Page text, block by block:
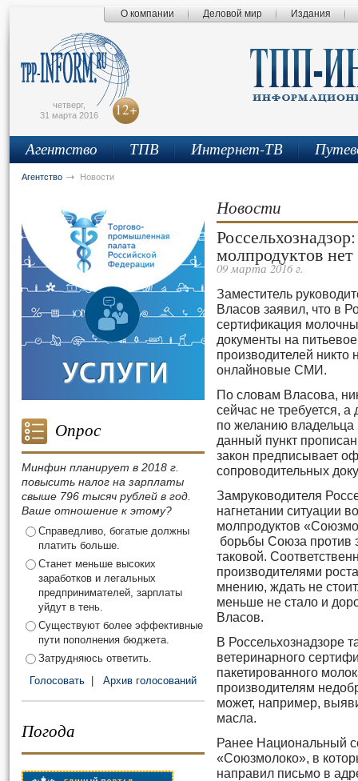
О компании Деловой мир Издания
четверг,
31 марта 2016
12+
Агентство ТПВ Интернет-ТВ
Агентство Новости
Опрос
Минфин планирует в 2018 г.
повысить налог на зарплаты
свыше 796 тысяч рублей в год.
Ваше отношение к этому?
Справедливо, богатые должны
платить больше.
Станет меньше высоких
заработков и легальных
предпринимателей, зарплаты
уйдут в тень.
Существуют более эффективные
пути пополнения бюджета.
Затрудняюсь ответить.
Голосовать
Архив голосований
Погода
Новости
молпродуктов нет
09 марта 2016 г.
Заместитель
Власов заявил, что в
сертификация
документы на
производителей никто
онлайновые СМИ.
По словам Власова,
сейчас не требуется,
по желанию владельца
данный пункт
закон предписывает
сопроводительных
Замруководителя
нагнетании ситуации
молпродуктов
борьбы Союза против
таковой.
производителями
мнению, ждать не
меньше не стало и
Власов.
В Россельхознадзоре
ветеринарного
пакетированного
производителям
может, например,
масла.
Ранее Национальный
«Союзмолоко», в
направил письмо в